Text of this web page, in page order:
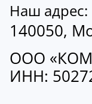
Наш адрес:
140050,
ООО
ИНН: